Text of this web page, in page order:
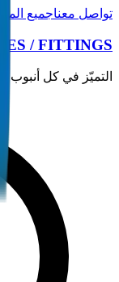
تواصل معناجميع
/ FITTINGS
التميّز في كل أنبوب